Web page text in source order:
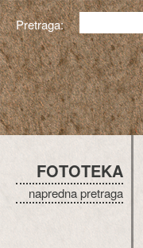
Pretraga:
FOTOTEKA
napredna pretraga